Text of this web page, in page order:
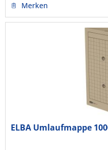
Merken
ELBA Umlaufmappe